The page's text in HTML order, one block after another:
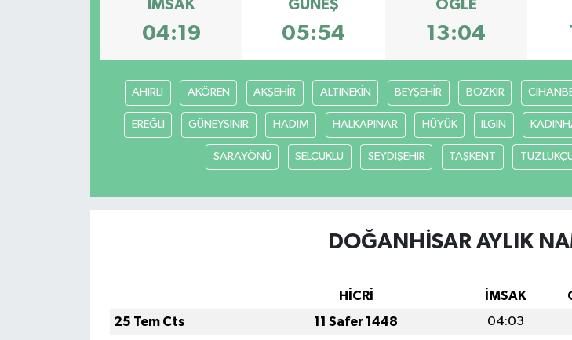
İMSAK
04:19
GÜNEŞ
05:54
ÖĞLE
13:04
AHIRLI AKÖREN AKŞEHİR ALTINEKİN BEYŞEHİR BOZKIR
EREĞLİ GÜNEYSINIR HADİM HALKAPINAR HÜYÜK ILGIN
SARAYÖNÜ SELÇUKLU SEYDİŞEHİR TAŞKENT
DOĞANHİSAR AYLIK
HİCRİ İMSAK
25 Tem Cts
11 Safer 1448 04:03
Kültür-Sanat